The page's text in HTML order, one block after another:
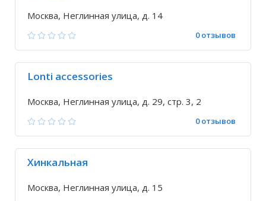
Москва, Неглинная улица, д. 14
0 отзывов
Lonti accessories
Москва, Неглинная улица, д. 29, стр. 3, 2
0 отзывов
Хинкальная
Москва, Неглинная улица, д. 15